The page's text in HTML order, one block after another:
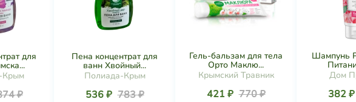
для
Крым
₽
Пена концентрат для
ванн Хвойный...
Полиада-Крым
536 ₽ 783 ₽
Гель-бальзам для тела
Орто Маклю...
Крымский Травник
421 ₽ 770 ₽
Шампунь
Дом
382 ₽